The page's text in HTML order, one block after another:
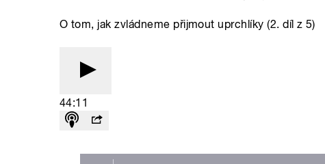
O tom, jak zvládneme přijmout uprchlíky (2. díl z 5)
44:11